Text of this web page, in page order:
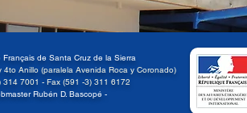
de Santa Cruz de la Sierra
4to Anillo (paralela Avenida Roca y Coronado)
314 7001 - Fax (591 -3) 311 6172
Rubén D. Bascopé -